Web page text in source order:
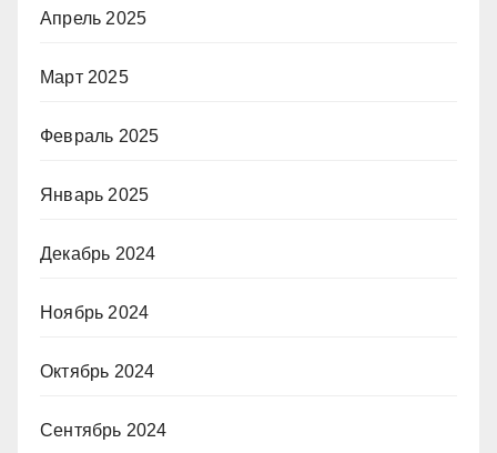
Апрель 2025
Март 2025
Февраль 2025
Январь 2025
Декабрь 2024
Ноябрь 2024
Октябрь 2024
Сентябрь 2024